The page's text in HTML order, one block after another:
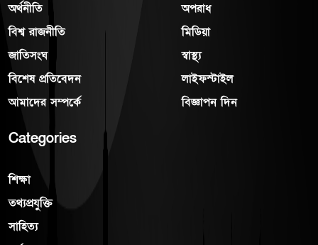
অর্থনীতি
বিশ্ব রাজনীতি
জাতিসংঘ
বিশেষ প্রতিবেদন
আমাদের সম্পর্কে
অপরাধ
মিডিয়া
স্বাস্থ্য
লাইফস্টাইল
বিজ্ঞাপন দিন
Categories
শিক্ষা
তথ্যপ্রযুক্তি
সাহিত্য